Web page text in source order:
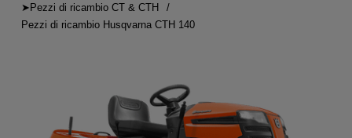
➤Pezzi di ricambio CT & CTH
Pezzi di ricambio Husqvarna CTH 140